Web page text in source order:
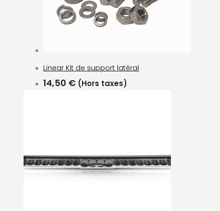
Linear Kit de support latéral
14,50 € (Hors taxes)